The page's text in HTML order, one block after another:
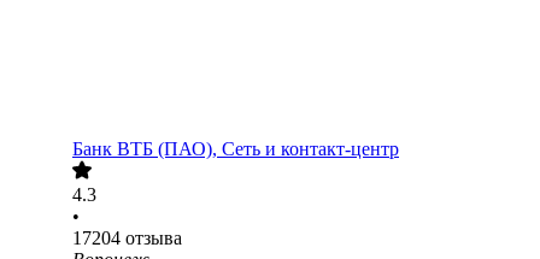
Банк ВТБ (ПАО), Сеть и контакт-центр
4.3
•
17204 отзыва